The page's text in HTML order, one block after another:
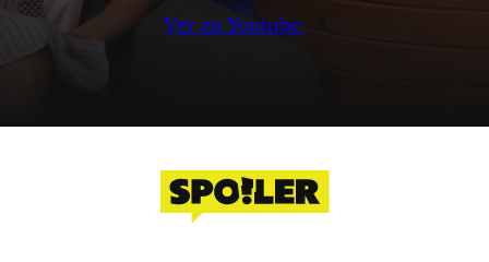
Ver en Youtube